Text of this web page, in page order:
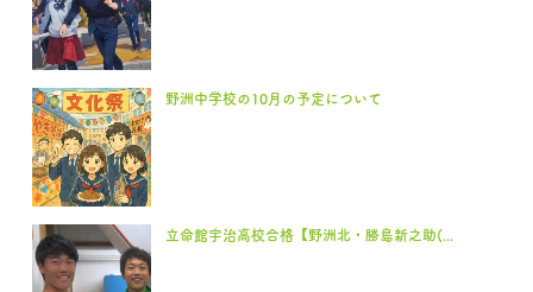
野洲中学校の10月の予定について
立命館宇治高校合格【野洲北・勝島新之助(...